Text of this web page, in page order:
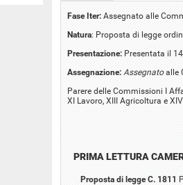
Fase Iter: Assegnato alle
Natura: Proposta di legge
Presentazione: Presentata il
Assegnazione: Assegnatoalle
Parere delle Commissioni I
XI Lavoro, XIII Agricoltura e
PRIMA LETTURA
Proposta di legge C. 1811